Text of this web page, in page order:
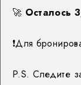
🚀 Осталось
❗️Для
P.S. Следите